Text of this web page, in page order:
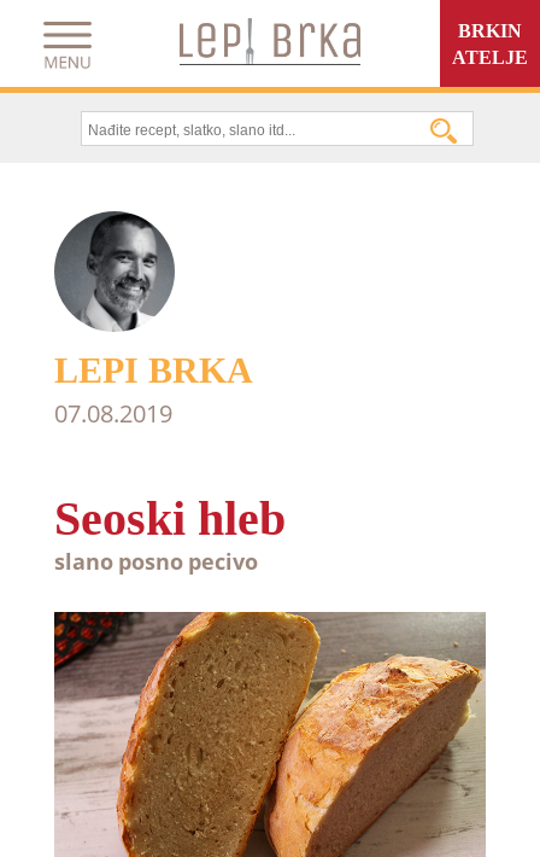
BRKIN
ATELJE
LEPI BRKA
07.08.2019
Seoski hleb
slano posno pecivo